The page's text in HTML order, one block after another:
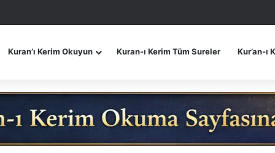
Kuran’ı Kerim Okuyun Kuran-ı Kerim Tüm Sureler Kur’an-ı